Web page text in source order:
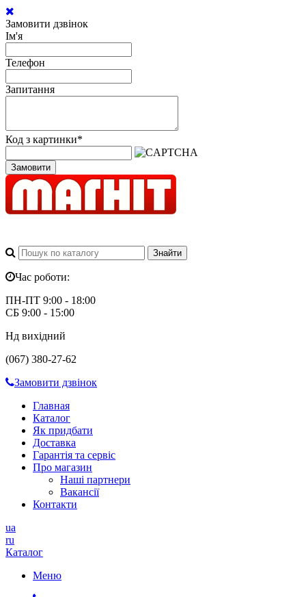
Замовити дзвінок
Ім'я
Телефон
Запитання
Код з картинки*
Замовити
Час роботи:
ПН-ПТ 9:00 - 18:00
СБ 9:00 - 15:00
Нд вихідний
(067) 380-27-62
Замовити дзвінок
Главная
Каталог
Як придбати
Доставка
Гарантія та сервіс
Про магазин
Наші партнери
Вакансії
Контакти
ua
ru
Каталог
Меню